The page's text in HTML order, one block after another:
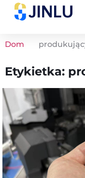
Dom
Etykietka: